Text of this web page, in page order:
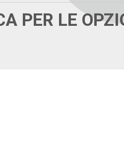
PER LE